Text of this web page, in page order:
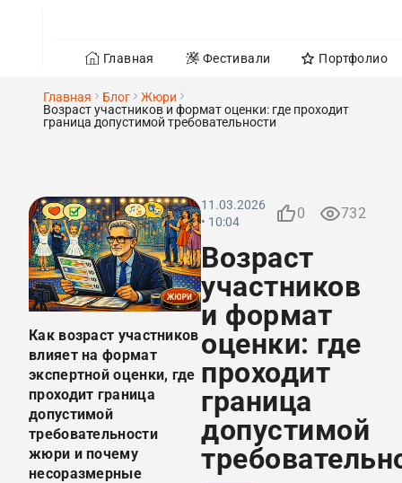
Главная Фестивали Портфолио
Главная Блог
Жюри
Возраст участников и формат оценки: где проходит
граница допустимой требовательности
Как возраст участников
влияет на формат
экспертной оценки, где
проходит граница
допустимой
требовательности
жюри и почему
несоразмерные
11.03.2026
• 10:04
0 732
Возраст
участников
и формат
оценки: где
проходит
граница
допустимой